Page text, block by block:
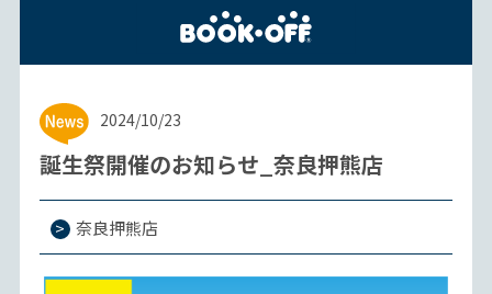
2024/10/23
誕生祭開催のお知らせ_奈良押熊店
奈良押熊店